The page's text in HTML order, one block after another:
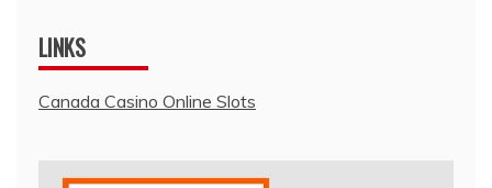
LINKS
Canada Casino Online Slots